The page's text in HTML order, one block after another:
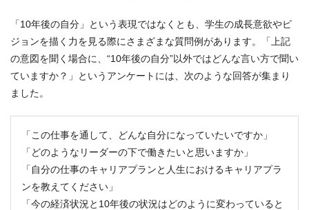
「10年後の自分」という表現ではなくとも、学生の成長意欲やビ
ジョンを描く力を見る際にさまざまな質問例があります。「上記
の意図を聞く場合に、“10年後の自分”以外ではどんな言い方で聞い
ていますか？」というアンケートには、次のような回答が集まり
ました。
「この仕事を通して、どんな自分になっていたいですか」
「どのようなリーダーの下で働きたいと思いますか」
「自分の仕事のキャリアプランと人生におけるキャリアプラ
ンを教えてください」
「今の経済状況と10年後の状況はどのように変わっていると